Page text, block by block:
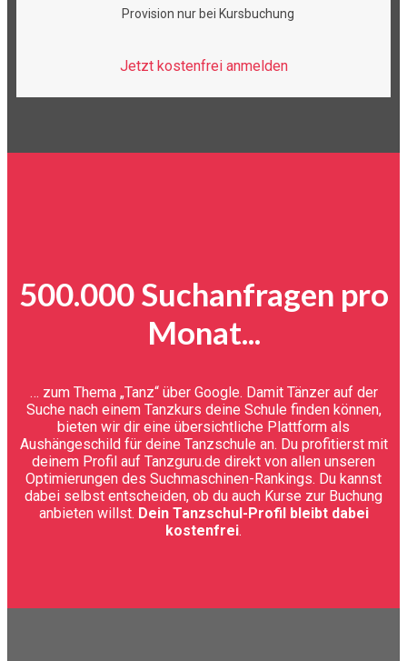
Provision nur bei Kursbuchung
Jetzt kostenfrei anmelden
500.000 Suchanfragen pro
Monat...
… zum Thema „Tanz“ über Google. Damit Tänzer auf der
Suche nach einem Tanzkurs deine Schule finden können,
bieten wir dir eine übersichtliche Plattform als
Aushängeschild für deine Tanzschule an. Du profitierst mit
deinem Profil auf Tanzguru.de direkt von allen unseren
Optimierungen des Suchmaschinen-Rankings. Du kannst
dabei selbst entscheiden, ob du auch Kurse zur Buchung
anbieten willst. Dein Tanzschul-Profil bleibt dabei
kostenfrei.